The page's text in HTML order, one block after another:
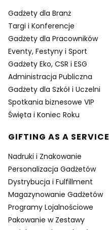
Gadżety dla Branż
Targi i Konferencje
Gadżety dla Pracowników
Eventy, Festyny i Sport
Gadżety Eko, CSR i ESG
Administracja Publiczna
Gadżety dla Szkół i Uczelni
Spotkania biznesowe VIP
Święta i Koniec Roku
GIFTING AS A SERVICE
Nadruki i Znakowanie
Personalizacja Gadżetów
Dystrybucja i Fulfillment
Magazynowanie Gadżetów
Programy Lojalnościowe
Pakowanie w Zestawy